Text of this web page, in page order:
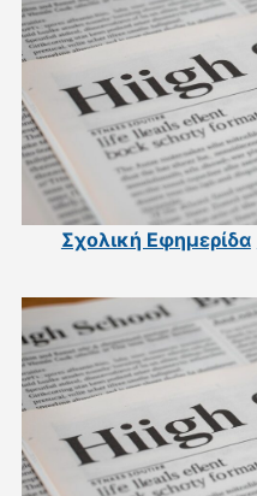
Σχολική Εφημερίδα